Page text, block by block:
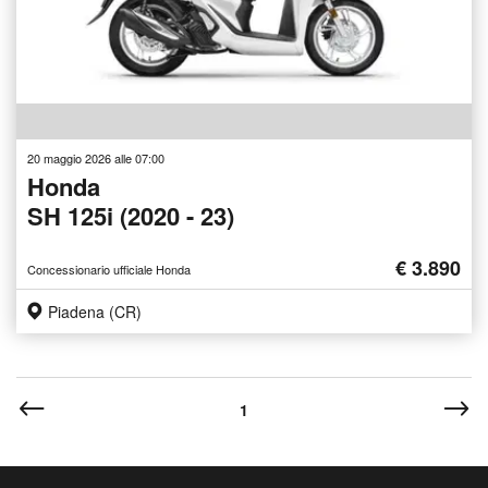
20 maggio 2026 alle 07:00
Honda
SH 125i (2020 - 23)
Concessionario ufficiale Honda € 3.890
Piadena (CR)
1